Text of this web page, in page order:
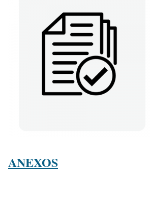
ANEXOS